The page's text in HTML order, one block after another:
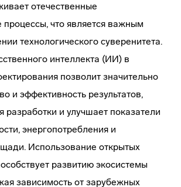
отечественные
процессы, что является важным
технологического суверенитета.
интеллекта (ИИ) в
позволит значительно
и эффективность результатов,
разработки и улучшает показатели
энергопотребления и
Использование открытых
развитию экосистемы
зависимость от зарубежных